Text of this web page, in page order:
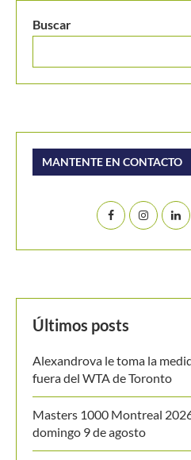
Buscar
MANTENTE EN CONTACTO
Últimos posts
Alexandrova le toma la
fuera del WTA de Toronto
Masters 1000 Montreal
domingo 9 de agosto